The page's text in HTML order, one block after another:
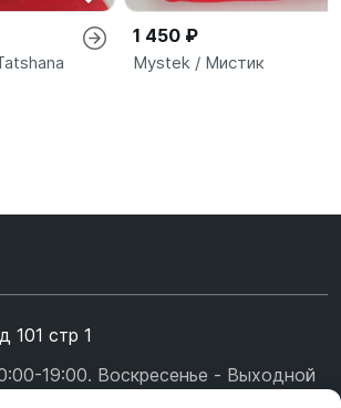
1 450 ₽
Mystek / Мистик
101 стр 1
19:00. Воскресенье - Выходной